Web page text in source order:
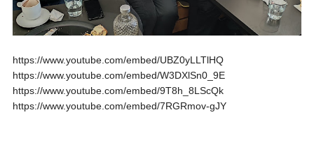
https://www.youtube.com/embed/UBZ0yLLTlHQ
https://www.youtube.com/embed/W3DXlSn0_9E
https://www.youtube.com/embed/9T8h_8LScQk
https://www.youtube.com/embed/7RGRmov-gJY